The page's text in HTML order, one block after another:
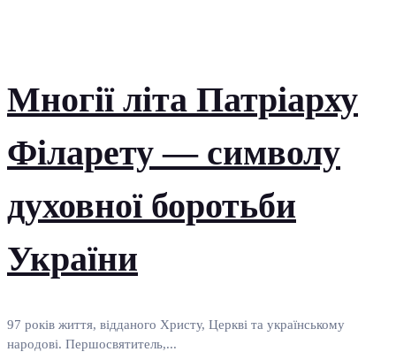
Многії літа Патріарху
Філарету — символу
духовної боротьби
України
97 років життя, відданого Христу, Церкві та українському
народові. Першосвятитель,...